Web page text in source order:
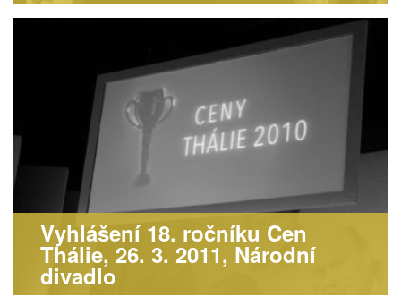
Vyhlášení 18. ročníku Cen
Thálie, 26. 3. 2011, Národní
divadlo